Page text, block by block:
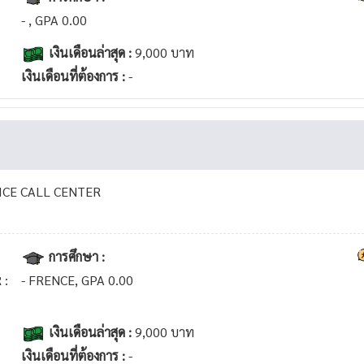
- , GPA 0.00
เงินเดือนล่าสุด :9,000 บาท
เงินเดือนที่ต้องการ :-
CALL CENTER
:
การศึกษา :
- FRENCE, GPA 0.00
เงินเดือนล่าสุด :9,000 บาท
เงินเดือนที่ต้องการ :-